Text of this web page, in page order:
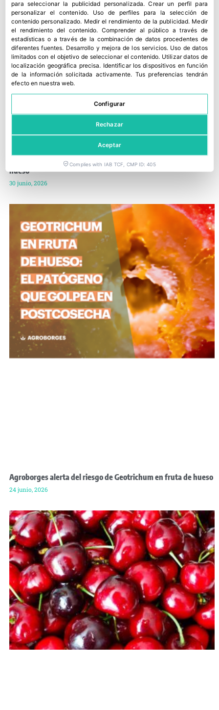
Afrucat pide frenar la presión sobre los precios de la fruta de
hueso
30 junio, 2026
Agroborges alerta del riesgo de Geotrichum en fruta de hueso
24 junio, 2026
para seleccionar la publicidad personalizada.Crear un perfil para
personalizar el contenido. Uso de perfiles para la selección de
contenido personalizado. Medir el rendimiento de la publicidad. Medir
el rendimiento del contenido.Comprender al público a través de
estadísticas o a través de la combinación de datos procedentes de
diferentes fuentes. Desarrollo y mejora de los servicios. Uso de datos
limitados con el objetivo de seleccionar el contenido. Utilizar datos de
localización geográfica precisa. Identificar los dispositivos en función
de la información solicitada activamente. Tus preferencias tendrán
efecto en nuestra web.
Configurar
Rechazar
Aceptar
Complies with IAB TCF, CMP ID: 405